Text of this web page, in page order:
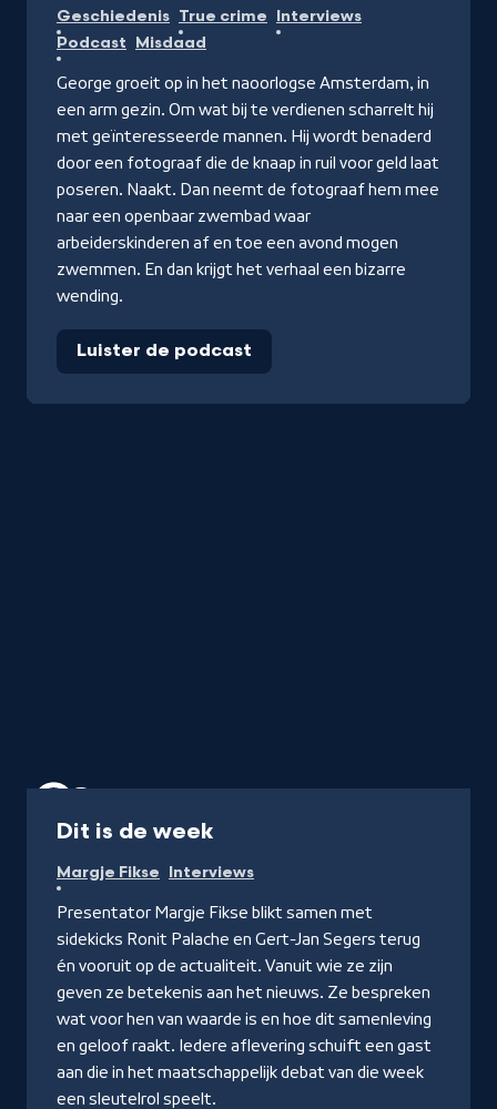
Geschiedenis True crime Interviews
Podcast Misdaad
George groeit op in het naoorlogse Amsterdam, in
een arm gezin. Om wat bij te verdienen scharrelt hij
met geïnteresseerde mannen. Hij wordt benaderd
door een fotograaf die de knaap in ruil voor geld laat
poseren. Naakt. Dan neemt de fotograaf hem mee
naar een openbaar zwembad waar
arbeiderskinderen af en toe een avond mogen
zwemmen. En dan krijgt het verhaal een bizarre
wending.
Luister de podcast
Dit is de week
Margje Fikse Interviews
Presentator Margje Fikse blikt samen met
sidekicks Ronit Palache en Gert-Jan Segers terug
én vooruit op de actualiteit. Vanuit wie ze zijn
geven ze betekenis aan het nieuws. Ze bespreken
wat voor hen van waarde is en hoe dit samenleving
en geloof raakt. Iedere aflevering schuift een gast
aan die in het maatschappelijk debat van die week
een sleutelrol speelt.